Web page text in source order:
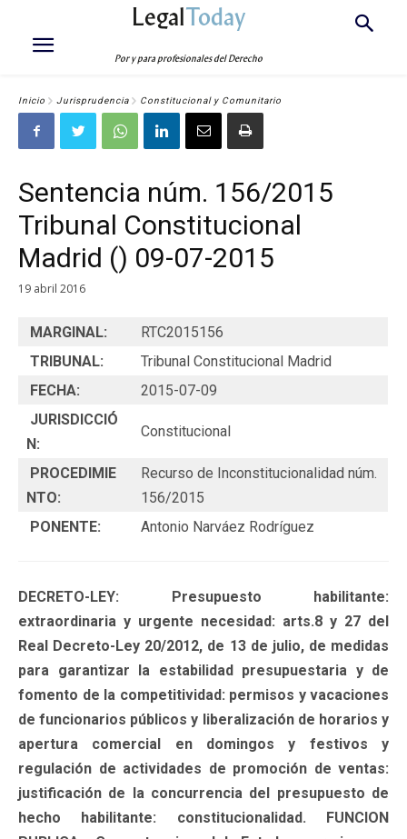
LegalToday
Por y para profesionales del Derecho
Inicio Jurisprudencia Constitucional y Comunitario
Sentencia núm. 156/2015
Tribunal Constitucional
Madrid () 09-07-2015
19 abril 2016
MARGINAL:
RTC2015156
TRIBUNAL:
Tribunal Constitucional Madrid
FECHA:
2015-07-09
JURISDICCIÓ
N:
Constitucional
PROCEDIMIE
NTO:
Recurso de Inconstitucionalidad núm.
156/2015
PONENTE:
Antonio Narváez Rodríguez
DECRETO-LEY: Presupuesto habilitante:
extraordinaria y urgente necesidad: arts.8 y 27 del
Real Decreto-Ley 20/2012, de 13 de julio, de medidas
para garantizar la estabilidad presupuestaria y de
fomento de la competitividad: permisos y vacaciones
de funcionarios públicos y liberalización de horarios y
apertura comercial en domingos y festivos y
regulación de actividades de promoción de ventas:
justificación de la concurrencia del presupuesto de
hecho habilitante: constitucionalidad. FUNCION